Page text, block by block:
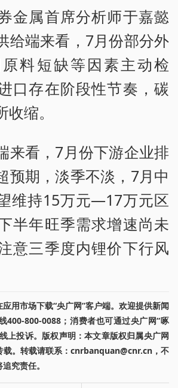
属首席分析师于嘉懿
给端来看，7月份部分外
料短缺等因素主动检
口存在阶段性节奏，碳
缩。
看，7月份下游企业排
预期，淡季不淡，7月中
维持15万元—17万元区
半年旺季需求增速尚未
意三季度内锂价下行风
用市场下载“央广网”客户端。欢迎提供新闻
400-800-0088；消费者也可通过央广网“啄
上投诉。版权声明：本文章版权归属央广网
载。转载请联系：cnrbanquan@cnr.cn，不
究责任。